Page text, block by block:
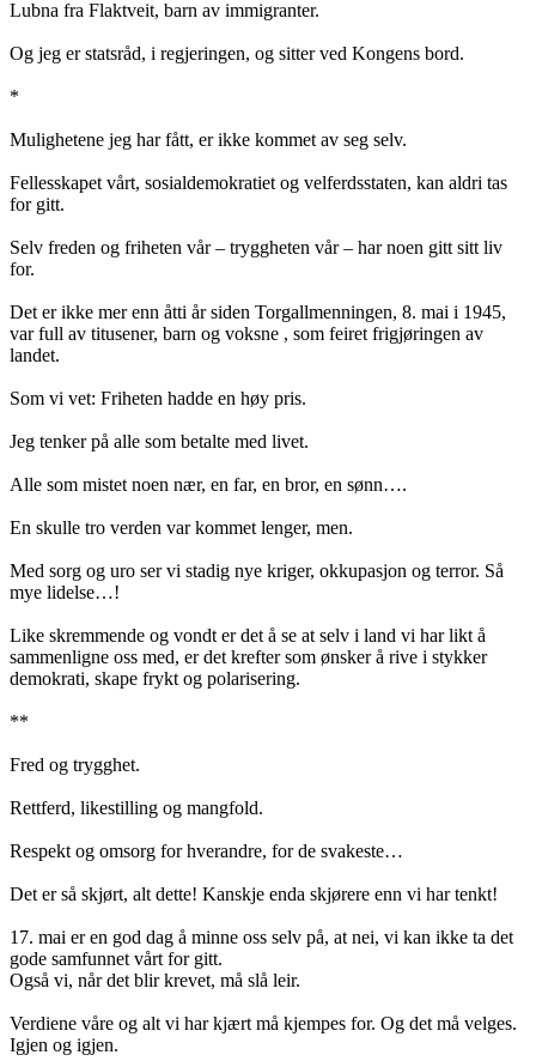
Lubna fra Flaktveit, barn av immigranter.
Og jeg er statsråd, i regjeringen, og sitter ved Kongens bord.
*
Mulighetene jeg har fått, er ikke kommet av seg selv.
Fellesskapet vårt, sosialdemokratiet og velferdsstaten, kan aldri tas
for gitt.
Selv freden og friheten vår – tryggheten vår – har noen gitt sitt liv
for.
Det er ikke mer enn åtti år siden Torgallmenningen, 8. mai i 1945,
var full av titusener, barn og voksne , som feiret frigjøringen av
landet.
Som vi vet: Friheten hadde en høy pris.
Jeg tenker på alle som betalte med livet.
Alle som mistet noen nær, en far, en bror, en sønn….
En skulle tro verden var kommet lenger, men.
Med sorg og uro ser vi stadig nye kriger, okkupasjon og terror. Så
mye lidelse…!
Like skremmende og vondt er det å se at selv i land vi har likt å
sammenligne oss med, er det krefter som ønsker å rive i stykker
demokrati, skape frykt og polarisering.
**
Fred og trygghet.
Rettferd, likestilling og mangfold.
Respekt og omsorg for hverandre, for de svakeste…
Det er så skjørt, alt dette! Kanskje enda skjørere enn vi har tenkt!
17. mai er en god dag å minne oss selv på, at nei, vi kan ikke ta det
gode samfunnet vårt for gitt.
Også vi, når det blir krevet, må slå leir.
Verdiene våre og alt vi har kjært må kjempes for. Og det må velges.
Igjen og igjen.